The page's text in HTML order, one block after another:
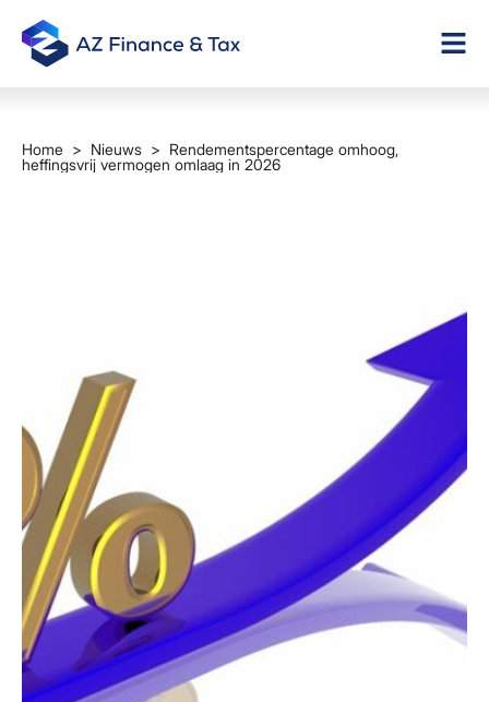
Home > Nieuws > Rendementspercentage omhoog,
heffingsvrij vermogen omlaag in 2026